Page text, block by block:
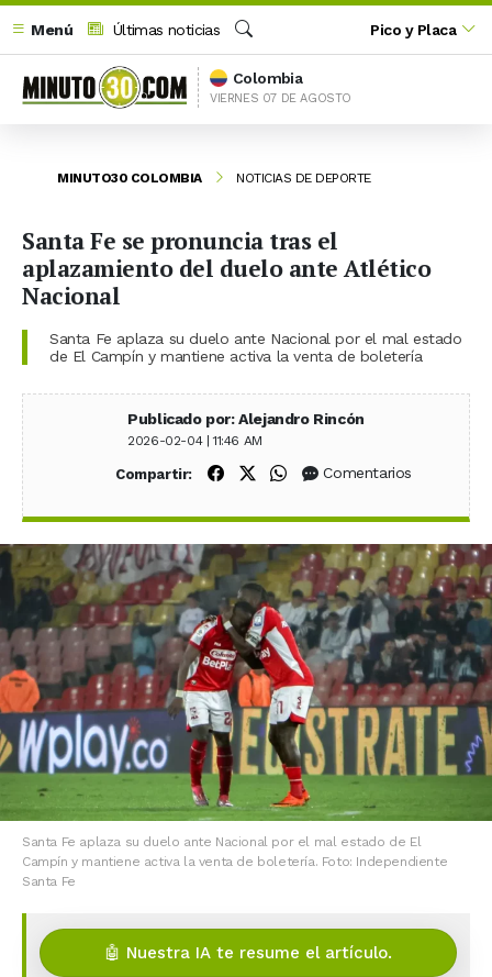
Menú
Últimas noticias
Buscar
Pico y Placa
Colombia
VIERNES 07 DE AGOSTO
MINUTO30 COLOMBIA NOTICIAS DE DEPORTE
Santa Fe se pronuncia tras el
aplazamiento del duelo ante Atlético
Nacional
Santa Fe aplaza su duelo ante Nacional por el mal estado
de El Campín y mantiene activa la venta de boletería
Publicado por: Alejandro Rincón
2026-02-04 | 11:46 AM
Compartir: Compartir en Facebook
Compartir en X (Twitter)
Compartir en WhatsApp
Comentarios
Santa Fe aplaza su duelo ante Nacional por el mal estado de El
Campín y mantiene activa la venta de boletería. Foto: Independiente
Santa Fe
🤖 Nuestra IA te resume el artículo.